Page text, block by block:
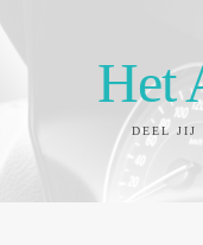
Het
DEEL JIJ